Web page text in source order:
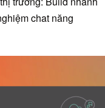
chat năng